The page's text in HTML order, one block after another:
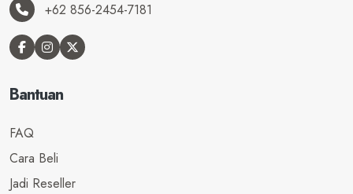
+62 856-2454-7181
Bantuan
FAQ
Cara Beli
Jadi Reseller